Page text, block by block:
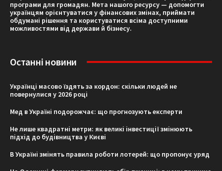
програми для громадян. Мета нашого ресурсу — допомогти
українцям орієнтуватися у фінансових змінах, приймати
обдумані рішення та користуватися всіма доступними
можливостями від держави й бізнесу.
Останні новини
Українці масово їздять за кордон: скільки людей не
повернулися у 2026 році
Мед в Україні подорожчає: що прогнозують експерти
Не лише квадратні метри: як великі інвестиції змінюють
підхід до будівництва у Києві
В Україні змінять правила роботи лотерей: що пропонує уряд